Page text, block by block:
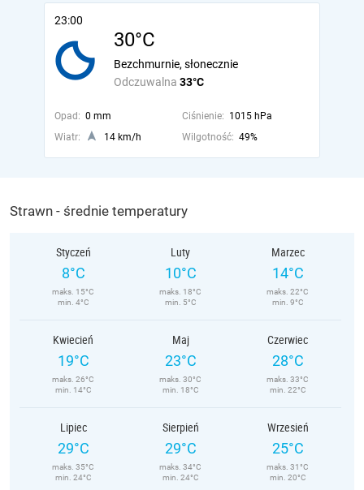
23:00
30°C
Odczuwalna 33°C
Bezchmurnie, słonecznie
Opad: 0 mm Ciśnienie: 1015 hPa
Wiatr:
14 km/h Wilgotność: 49%
Strawn - średnie temperatury
Styczeń
8°C
maks. 15°C
min. 4°C
Luty
10°C
maks. 18°C
min. 5°C
Marzec
14°C
maks. 22°C
min. 9°C
Kwiecień
19°C
maks. 26°C
min. 14°C
Maj
23°C
maks. 30°C
min. 18°C
Czerwiec
28°C
maks. 33°C
min. 22°C
Lipiec
29°C
maks. 35°C
min. 24°C
Sierpień
29°C
maks. 34°C
min. 24°C
Wrzesień
25°C
maks. 31°C
min. 20°C